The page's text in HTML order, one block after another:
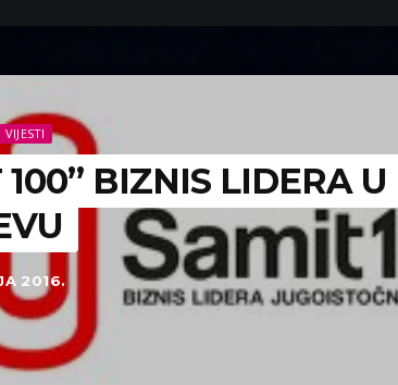
VIJESTI
100” BIZNIS LIDERA U
2016.